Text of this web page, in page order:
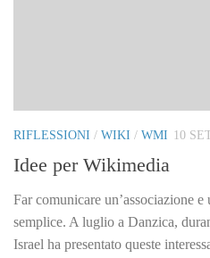
RIFLESSIONI / WIKI / WMI 10
Idee per Wikimedia
Far comunicare un’associazione
semplice. A luglio a Danzica,
Israel ha presentato queste